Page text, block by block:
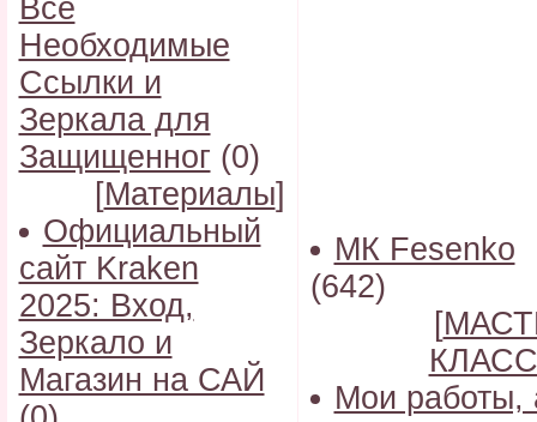
Все
Необходимые
Ссылки и
Зеркала для
Защищенног (0)
[Материалы]
Официальный
сайт Kraken
2025: Вход,
Зеркало и
Магазин на САЙ
МК Fesenko
(642)
[
Мои работы,